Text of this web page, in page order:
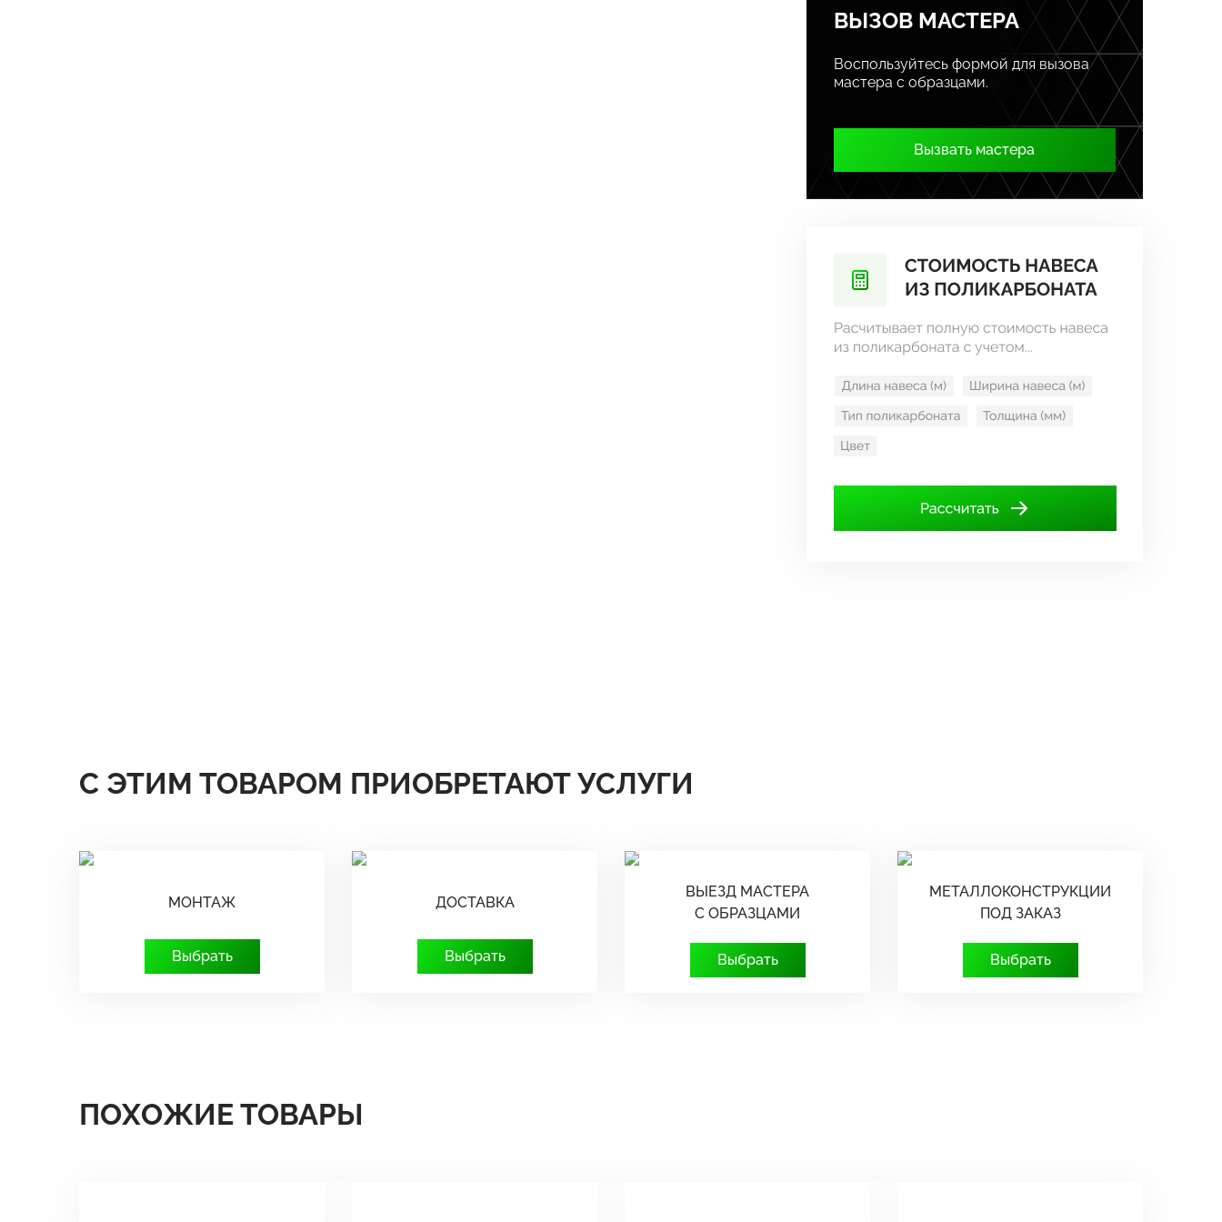
ВЫЗОВ МАСТЕРА
Воспользуйтесь формой для вызова
мастера с образцами.
Вызвать мастера
С ЭТИМ ТОВАРОМ ПРИОБРЕТАЮТ УСЛУГИ
МОНТАЖ
Выбрать
ДОСТАВКА
Выбрать
ВЫЕЗД МАСТЕРА
С ОБРАЗЦАМИ
Выбрать
МЕТАЛЛОКОНСТРУКЦИИ
ПОД ЗАКАЗ
Выбрать
ПОХОЖИЕ ТОВАРЫ